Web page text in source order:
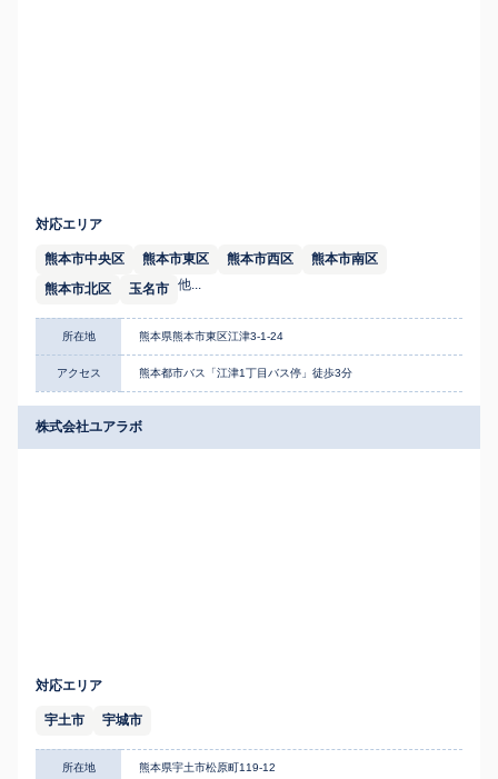
対応エリア
熊本市中央区 熊本市東区 熊本市西区
熊本市南区
熊本市北区
玉名市 他...
所在地 熊本県熊本市東区江津3-1-24
アクセス 熊本都市バス「江津1丁目バス停」徒歩3分
株式会社ユアラボ
対応エリア
宇土市 宇城市
所在地 熊本県宇土市松原町119-12